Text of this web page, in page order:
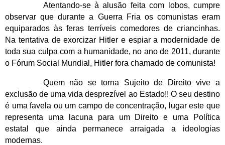
Atentando-se à alusão feita com lobos, cumpre
observar que durante a Guerra Fria os comunistas eram
equiparados às feras terríveis comedores de criancinhas.
Na tentativa de exorcizar Hitler e espiar a modernidade de
toda sua culpa com a humanidade, no ano de 2011, durante
o Fórum Social Mundial, Hitler fora chamado de comunista!
Quem não se torna Sujeito de Direito vive a
exclusão de uma vida desprezível ao Estado!! O seu destino
é uma favela ou um campo de concentração, lugar este que
representa uma lacuna para um Direito e uma Política
estatal que ainda permanece arraigada a ideologias
modernas.